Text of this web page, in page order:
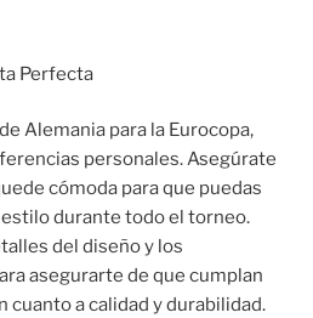
Perfecta
Alemania para la Eurocopa,
personales. Asegúrate
cómoda para que puedas
durante todo el torneo.
del diseño y los
asegurarte de que cumplan
cuanto a calidad y durabilidad.